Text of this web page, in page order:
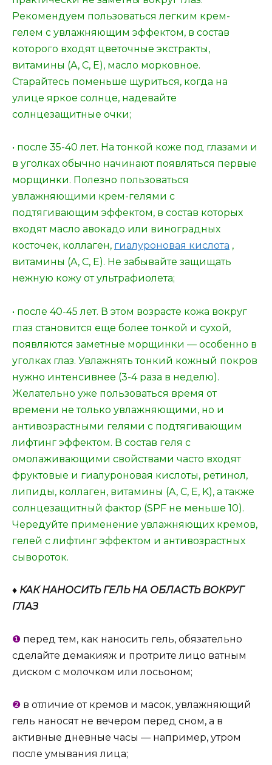
Рекомендуем пользоваться легким крем-
гелем с увлажняющим эффектом, в состав
которого входят цветочные экстракты,
витамины (A, C, E), масло морковное.
Старайтесь поменьше щуриться, когда на
улице яркое солнце, надевайте
солнцезащитные очки;
• после 35-40 лет. На тонкой коже под глазами и
в уголках обычно начинают появляться первые
морщинки. Полезно пользоваться
увлажняющими крем-гелями с
подтягивающим эффектом, в состав которых
входят масло авокадо или виноградных
косточек, коллаген, гиалуроновая кислота ,
витамины (A, C, E). Не забывайте защищать
нежную кожу от ультрафиолета;
• после 40-45 лет. В этом возрасте кожа вокруг
глаз становится еще более тонкой и сухой,
появляются заметные морщинки — особенно в
уголках глаз. Увлажнять тонкий кожный покров
нужно интенсивнее (3-4 раза в неделю).
Желательно уже пользоваться время от
времени не только увлажняющими, но и
антивозрастными гелями с подтягивающим
лифтинг эффектом. В состав геля с
омолаживающими свойствами часто входят
фруктовые и гиалуроновая кислоты, ретинол,
липиды, коллаген, витамины (A, C, E, K), а также
солнцезащитный фактор (SPF не меньше 10).
Чередуйте применение увлажняющих кремов,
гелей с лифтинг эффектом и антивозрастных
сывороток.
♦ КАК НАНОСИТЬ ГЕЛЬ НА ОБЛАСТЬ ВОКРУГ
ГЛАЗ
❶ перед тем, как наносить гель, обязательно
сделайте демакияж и протрите лицо ватным
диском с молочком или лосьоном;
❷ в отличие от кремов и масок, увлажняющий
гель наносят не вечером перед сном, а в
активные дневные часы — например, утром
после умывания лица;